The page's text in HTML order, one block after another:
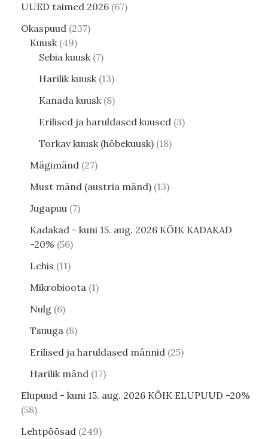
UUED taimed 2026 67
Okaspuud 237
Kuusk 49
Sebia kuusk 7
Harilik kuusk 13
Kanada kuusk 8
Erilised ja haruldased kuused 3
Torkav kuusk (hõbekuusk) 18
Mägimänd 27
Must mänd (austria mänd) 13
Jugapuu 7
Kadakad - kuni 15. aug. 2026 KÕIK KADAKAD
-20% 56
Lehis 11
Mikrobioota 1
Nulg 6
Tsuuga 8
Erilised ja haruldased männid 25
Harilik mänd 17
Elupuud - kuni 15. aug. 2026 KÕIK ELUPUUD -20%
58
Lehtpõõsad 249